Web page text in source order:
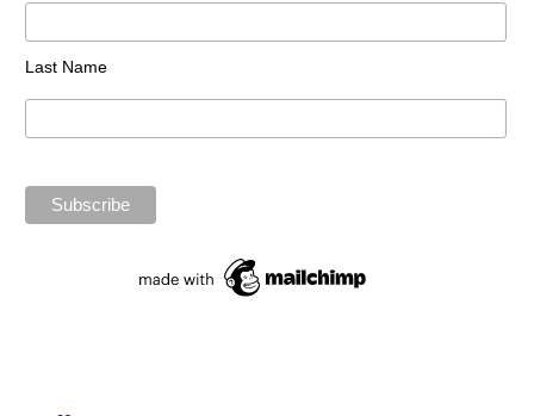
Last Name